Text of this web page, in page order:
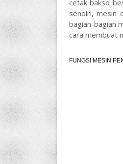
cetak bakso
sendiri, mesin
bagian-bagian
cara membuat
FUNGSI MESIN